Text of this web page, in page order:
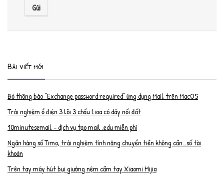
Bài viết mới
Bỏ thông báo “Exchange password required” ứng dụng Mail trên MacOS
Trải nghiệm ổ điện 3 lõi 3 chấu Lioa có dây nối đất
10minutesemail – dịch vụ tạo mail .edu miễn phí
Ngân hàng số Timo, trải nghiệm tính năng chuyển tiền không cần…số tài
khoản
Trên tay máy hút bụi giường nệm cầm tay Xiaomi Mijia